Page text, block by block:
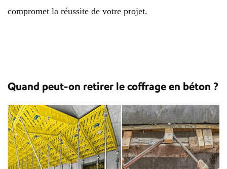
compromet la réussite de votre projet.
Quand peut-on retirer le coffrage en béton ?